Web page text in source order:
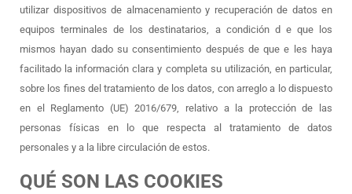
utilizar dispositivos de almacenamiento y recuperación de datos en
equipos terminales de los destinatarios, a condición d e que los
mismos hayan dado su consentimiento después de que e les haya
facilitado la información clara y completa su utilización, en particular,
sobre los fines del tratamiento de los datos, con arreglo a lo dispuesto
en el Reglamento (UE) 2016/679, relativo a la protección de las
personas físicas en lo que respecta al tratamiento de datos
personales y a la libre circulación de estos.
QUÉ SON LAS COOKIES